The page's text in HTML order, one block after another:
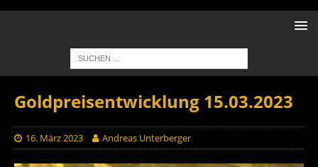
Goldpreisentwicklung 15.03.2023
16. März 2023 Andreas Unterberger